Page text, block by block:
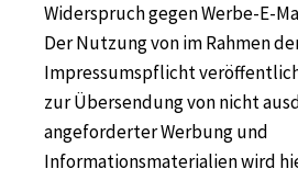
Widerspruch gegen Werbe-E-
Der Nutzung von im Rahmen
Impressumspflicht
zur Übersendung von nicht
angeforderter Werbung und
Informationsmaterialien wird